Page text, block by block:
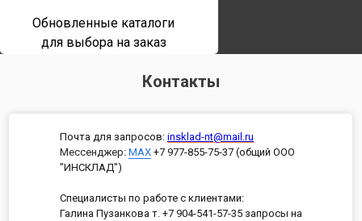
Обновленные каталоги
для выбора на заказ
Контакты
Почта для запросов: insklad-nt@mail.ru
Мессенджер: MAX +7 977-855-75-37 (общий ООО
"ИНСКЛАД")
Специалисты по работе с клиентами:
Галина Пузанкова т. +7 904-541-57-35 запросы на